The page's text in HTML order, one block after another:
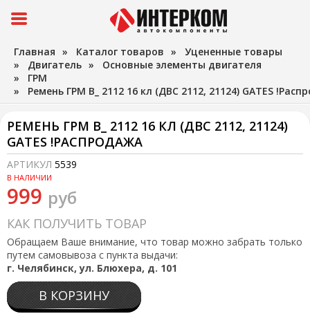
Главная » Каталог товаров » Уцененные товары
» Двигатель » Основные элементы двигателя
» ГРМ
» Ремень ГРМ В_ 2112 16 кл (ДВС 2112, 21124) GATES
РЕМЕНЬ ГРМ В_ 2112 16 КЛ (ДВС 2112, 21124)
GATES !РАСПРОДАЖА
АРТИКУЛ 5539
В НАЛИЧИИ
999 руб
КАК ПОЛУЧИТЬ ТОВАР
Обращаем Ваше внимание, что товар можно забрать только
путем самовывоза с пункта выдачи:
г. Челябинск, ул. Блюхера, д. 101
В КОРЗИНУ